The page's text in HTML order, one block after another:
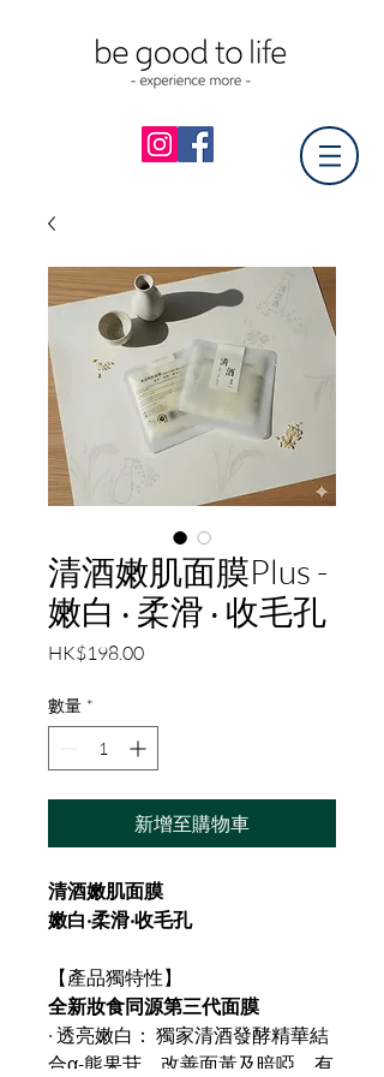
清酒嫩肌面膜Plus -
嫩白 ‧ 柔滑 ‧ 收毛孔
HK$198.00價
數量 *
新增至購物車
清酒嫩肌面膜
嫩白‧柔滑‧收毛孔
【產品獨特性】
全新妝食同源第三代面膜
· 透亮嫩白： 獨家清酒發酵精華結
合α-熊果苷，改善面黃及暗啞，有